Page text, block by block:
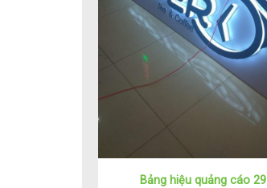
Bảng hiệu quảng cáo 29